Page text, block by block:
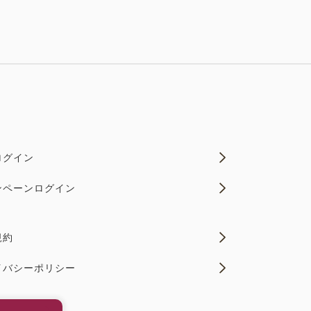
イン
ペーンログイン
約
バシーポリシー